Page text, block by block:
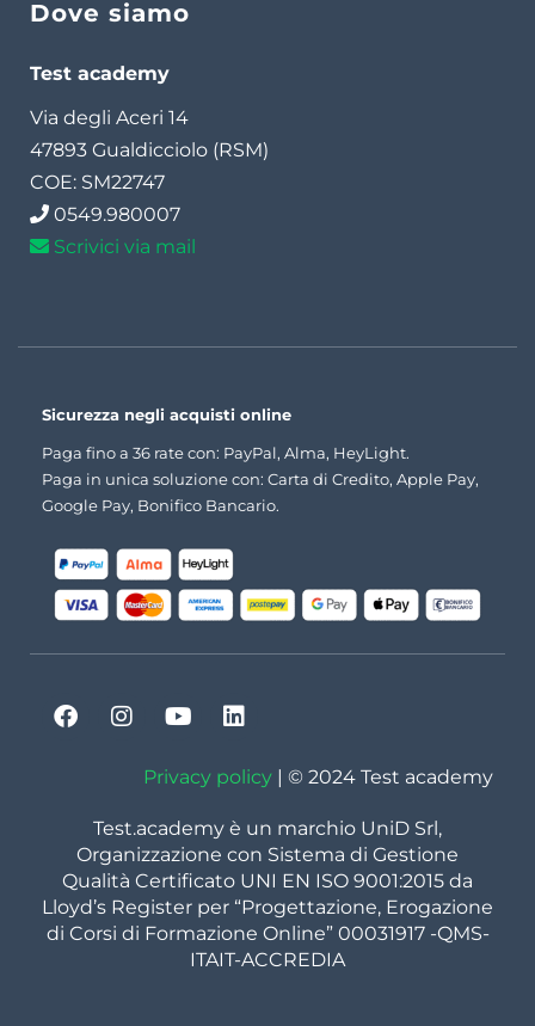
Dove siamo
Test academy
Via degli Aceri 14
47893 Gualdicciolo (RSM)
COE: SM22747
0549.980007
Scrivici via mail
Sicurezza negli acquisti online
Paga fino a 36 rate con: PayPal, Alma, HeyLight.
Paga in unica soluzione con: Carta di Credito, Apple Pay,
Google Pay, Bonifico Bancario.
Privacy policy | © 2024 Test academy
Test.academy è un marchio UniD Srl,
Organizzazione con Sistema di Gestione
Qualità Certificato UNI EN ISO 9001:2015 da
Lloyd’s Register per “Progettazione, Erogazione
di Corsi di Formazione Online” 00031917 -QMS-
ITAIT-ACCREDIA